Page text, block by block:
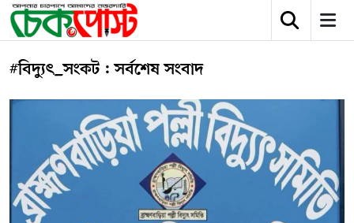
#বিদ্যুৎ_সংকট : সর্বশেষ সংবাদ